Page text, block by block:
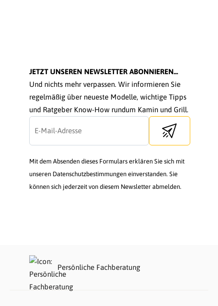
JETZT UNSEREN NEWSLETTER ABONNIEREN...
Und nichts mehr verpassen. Wir informieren Sie
regelmäßig über neueste Modelle, wichtige Tipps
und Ratgeber Know-How rundum Kamin und Grill.
Send newsletter
Mit dem Absenden dieses Formulars erklären Sie sich mit
unseren Datenschutzbestimmungen einverstanden. Sie
können sich jederzeit von diesem Newsletter abmelden.
Persönliche Fachberatung